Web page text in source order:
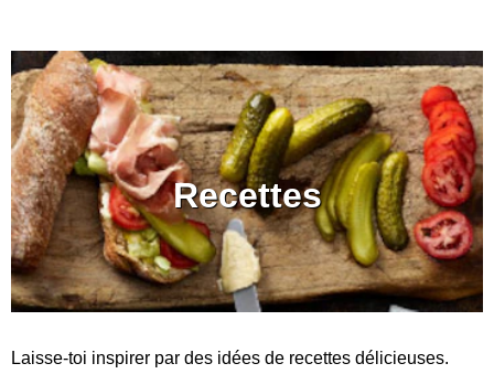
Recettes
Laisse-toi inspirer par des idées de recettes délicieuses.